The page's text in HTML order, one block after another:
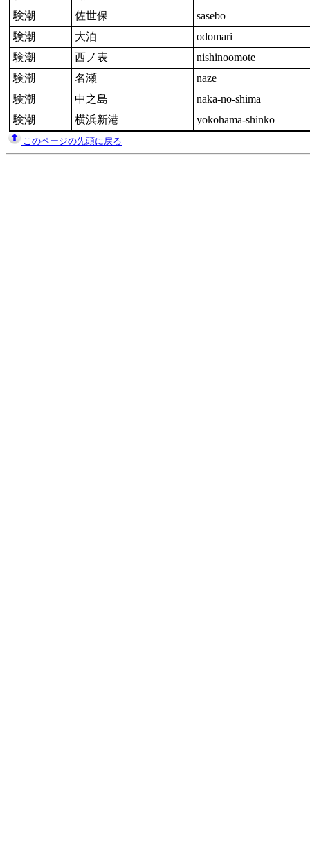
験潮
佐世保
sasebo
験潮
大泊
odomari
験潮
西ノ表
nishinoomote
験潮
名瀬
naze
験潮
中之島
naka-no-shima
験潮
横浜新港 yokohama-shinko
このページの先頭に戻る